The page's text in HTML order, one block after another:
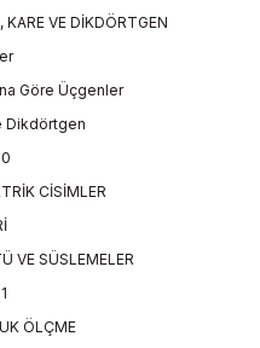
KARE VE DİKDÖRTGEN
Göre Üçgenler
Dikdörtgen
CİSİMLER
VE SÜSLEMELER
ÖLÇME